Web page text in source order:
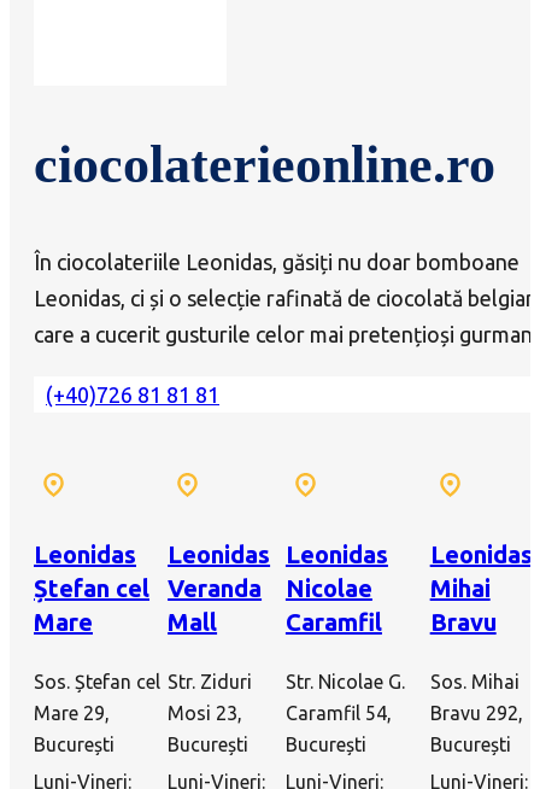
ciocolaterieonline.ro
În ciocolateriile Leonidas, găsiți nu doar bomboane
Leonidas, ci și o selecție rafinată de ciocolată
care a cucerit gusturile celor mai pretențioși
(+40)726 81 81 81
Leonidas
Ștefan cel
Mare
Sos. Ștefan cel
Mare 29,
București
Luni-Vineri:
Leonidas
Veranda
Mall
Str. Ziduri
Mosi 23,
București
Luni-Vineri:
Leonidas
Nicolae
Caramfil
Str. Nicolae G.
Caramfil 54,
București
Luni-Vineri:
Leonidas
Mihai
Bravu
Sos. Mihai
Bravu 292,
București
Luni-Vineri: